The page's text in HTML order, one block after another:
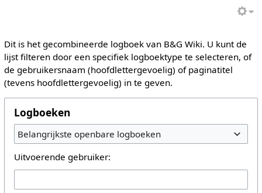
Dit is het gecombineerde logboek van B&G Wiki. U kunt de
lijst filteren door een specifiek logboektype te selecteren, of
de gebruikersnaam (hoofdlettergevoelig) of paginatitel
(tevens hoofdlettergevoelig) in te geven.
Logboeken
Belangrijkste openbare logboeken
Uitvoerende gebruiker: